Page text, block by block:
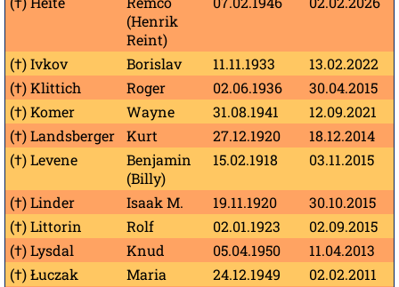
(Henrik
Reint)
(†) Ivkov Borislav 11.11.1933 13.02.2022
(†) Klittich
Roger 02.06.1936 30.04.2015
(†) Komer
Wayne 31.08.1941 12.09.2021
(†) Landsberger
Kurt 27.12.1920 18.12.2014
(†) Levene
Benjamin
(Billy)
15.02.1918 03.11.2015
(†) Linder Isaak M. 19.11.1920 30.10.2015
(†) Littorin
Rolf 02.01.1923 02.09.2015
(†) Lysdal
Knud 05.04.1950 11.04.2013
(†) Łuczak
Maria 24.12.1949 02.02.2011